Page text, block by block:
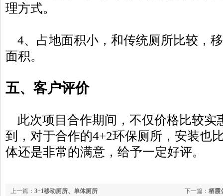
理方式。
4、占地面积小，和传统厕所比较，
面积。
五、客户评价
此次项目合作期间，不仅价格比较实
到，对于合作的4+2环保厕所，安装也
体还是非常的满意，给予一定好评。
下一篇： 栖霞
上一篇： 3+1移动厕所、单体厕所